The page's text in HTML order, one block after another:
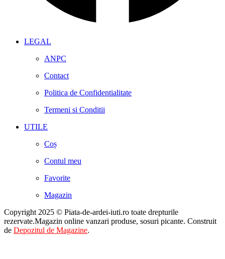
LEGAL
ANPC
Contact
Politica de Confidentialitate
Termeni si Conditii
UTILE
Coș
Contul meu
Favorite
Magazin
Copyright 2025 © Piata-de-ardei-iuti.ro toate drepturile
rezervate.Magazin online vanzari produse, sosuri picante. Construit
de Depozitul de Magazine.